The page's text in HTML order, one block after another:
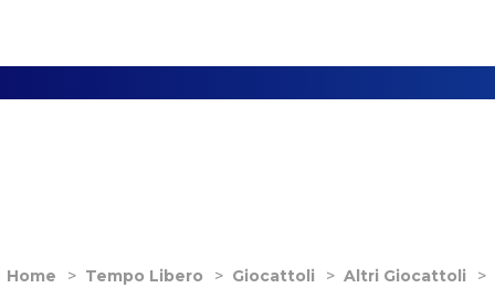
Home > Tempo Libero > Giocattoli > Altri Giocattoli
>